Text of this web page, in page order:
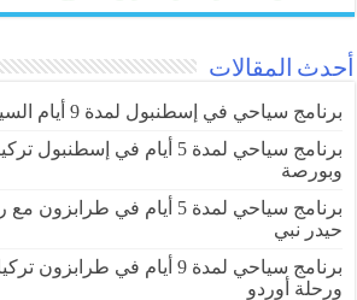
أحدث المقالات
برنامج سياحي في إسطنبول لمدة 9 أيام السياحة في تركيا
برنامج سياحي لمدة 5 أيام في
وبورصة
برنامج سياحي لمدة 5 أيام في
حيدر نبي
برنامج سياحي لمدة 9 أيام في
ورحلة أوردو